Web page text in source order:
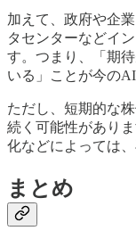
加えて、政府や企
タセンターなどイ
す。つまり、「期
いる」ことが今の
ただし、短期的な
続く可能性があり
化などによっては
まとめ